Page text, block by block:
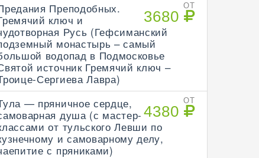
ОТ
3680
Преподобных.
ключ и
Русь (Гефсиманский
монастырь – самый
водопад в Подмосковье
источник Гремячий ключ –
Сергиева Лавра)
ОТ
4380
— пряничное сердце,
душа (с мастер-
от тульского Левши по
и самоварному делу,
с пряниками)